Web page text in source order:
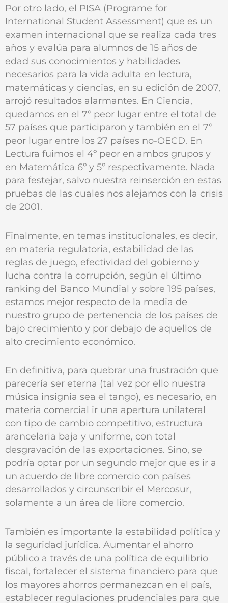
Por otro lado, el PISA (Programe for
International Student Assessment) que es un
examen internacional que se realiza cada tres
años y evalúa para alumnos de 15 años de
edad sus conocimientos y habilidades
necesarios para la vida adulta en lectura,
matemáticas y ciencias, en su edición de 2007,
arrojó resultados alarmantes. En Ciencia,
quedamos en el 7º peor lugar entre el total de
57 países que participaron y también en el 7º
peor lugar entre los 27 países no-OECD. En
Lectura fuimos el 4º peor en ambos grupos y
en Matemática 6º y 5º respectivamente. Nada
para festejar, salvo nuestra reinserción en estas
pruebas de las cuales nos alejamos con la crisis
de 2001.
Finalmente, en temas institucionales, es decir,
en materia regulatoria, estabilidad de las
reglas de juego, efectividad del gobierno y
lucha contra la corrupción, según el último
ranking del Banco Mundial y sobre 195 países,
estamos mejor respecto de la media de
nuestro grupo de pertenencia de los países de
bajo crecimiento y por debajo de aquellos de
alto crecimiento económico.
En definitiva, para quebrar una frustración que
parecería ser eterna (tal vez por ello nuestra
música insignia sea el tango), es necesario, en
materia comercial ir una apertura unilateral
con tipo de cambio competitivo, estructura
arancelaria baja y uniforme, con total
desgravación de las exportaciones. Sino, se
podría optar por un segundo mejor que es ir a
un acuerdo de libre comercio con países
desarrollados y circunscribir el Mercosur,
solamente a un área de libre comercio.
También es importante la estabilidad política y
la seguridad jurídica. Aumentar el ahorro
público a través de una política de equilibrio
fiscal, fortalecer el sistema financiero para que
los mayores ahorros permanezcan en el país,
establecer regulaciones prudenciales para que